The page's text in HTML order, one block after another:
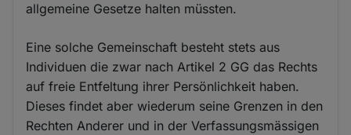
allgemeine Gesetze halten müssten.
Eine solche Gemeinschaft besteht stets aus
Individuen die zwar nach Artikel 2 GG das Rechts
auf freie Entfeltung ihrer Persönlichkeit haben.
Dieses findet aber wiederum seine Grenzen in den
Rechten Anderer und in der Verfassungsmässigen